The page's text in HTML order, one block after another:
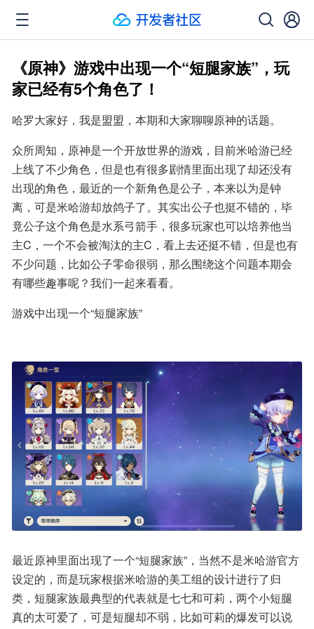
《原神》游戏中出现一个“短腿家族”，玩
家已经有5个角色了！
哈罗大家好，我是盟盟，本期和大家聊聊原神的话题。
众所周知，原神是一个开放世界的游戏，目前米哈游已经
上线了不少角色，但是也有很多剧情里面出现了却还没有
出现的角色，最近的一个新角色是公子，本来以为是钟
离，可是米哈游却放鸽子了。其实出公子也挺不错的，毕
竟公子这个角色是水系弓箭手，很多玩家也可以培养他当
主C，一个不会被淘汰的主C，看上去还挺不错，但是也有
不少问题，比如公子零命很弱，那么围绕这个问题本期会
有哪些趣事呢？我们一起来看看。
游戏中出现一个“短腿家族”
最近原神里面出现了一个“短腿家族”，当然不是米哈游官方
设定的，而是玩家根据米哈游的美工组的设计进行了归
类，短腿家族最典型的代表就是七七和可莉，两个小短腿
真的太可爱了，可是短腿却不弱，比如可莉的爆发可以说